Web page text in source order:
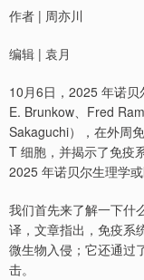
作者 | 周亦川
编辑 | 袁月
10月6日，2025 年诺
E. Brunkow、Fred
Sakaguchi），在外周
T 细胞，并揭示了免疫
2025 年诺贝尔生理学或
我们首先来了解一下什
译，文章指出，免疫系
微生物入侵；它还通过
击。